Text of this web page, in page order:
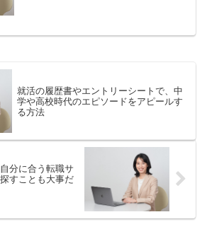
参加された場合も、多い...
就活の履歴書やエントリーシートで、中
学や高校時代のエピソードをアピールす
る方法
分に合う転職サ
すことも大事だ